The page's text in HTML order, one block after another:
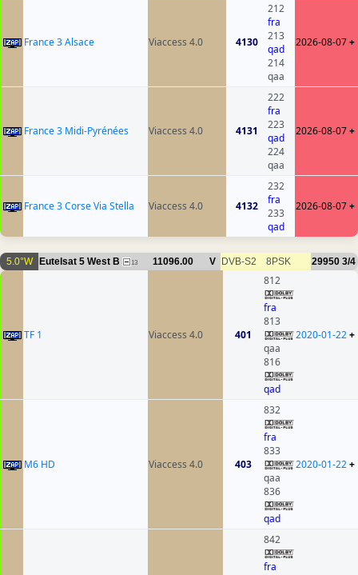
France 3 Alsace Viaccess 4.0 4130
212
fra
213
qad
214
qaa
2026-08-07+
France 3 Midi-Pyrénées Viaccess 4.0 4131
222
fra
223
qad
224
qaa
2026-08-07+
France 3 Corse Via Stella Viaccess 4.0 4132
232
fra
233
qad
2026-08-07+
5.0°W Eutelsat 5 West B 13 11096.00 V DVB-S2 8PSK 29950 3/4
TF 1 Viaccess 4.0 401
812
fra
813
qaa
816
qad
2020-01-22+
M6 HD Viaccess 4.0 403
832
fra
833
qaa
836
qad
2020-01-22+
842
fra